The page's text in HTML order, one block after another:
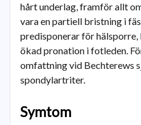
hårt underlag, framför allt
vara en partiell bristning i
predisponerar för
ökad pronation i fotleden.
omfattning vid Bechterews
spondylartriter.
Symtom